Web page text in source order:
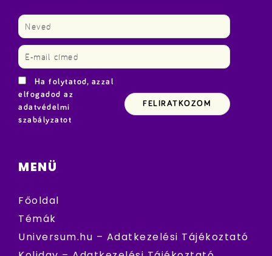
Ha folytatod, azzal
elfogadod az
adatvédelmi
szabályzatot
MENÜ
Főoldal
Témák
Universum.hu – Adatkezelési Tájékoztató